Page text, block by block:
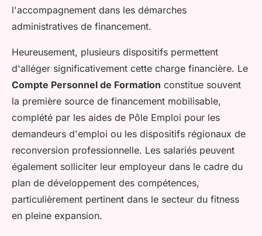
l'accompagnement dans les démarches
administratives de financement.
Heureusement, plusieurs dispositifs permettent
d'alléger significativement cette charge financière. Le
Compte Personnel de Formation constitue souvent
la première source de financement mobilisable,
complété par les aides de Pôle Emploi pour les
demandeurs d'emploi ou les dispositifs régionaux de
reconversion professionnelle. Les salariés peuvent
également solliciter leur employeur dans le cadre du
plan de développement des compétences,
particulièrement pertinent dans le secteur du fitness
en pleine expansion.